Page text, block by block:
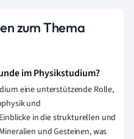
zum Thema
im Physikstudium?
eine unterstützende Rolle,
und
in die strukturellen und
und Gesteinen, was